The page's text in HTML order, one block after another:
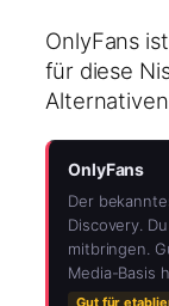
OnlyFans
für diese
OnlyFans
Der
Discovery.
mitbringen.
Media-Basis
Gut für